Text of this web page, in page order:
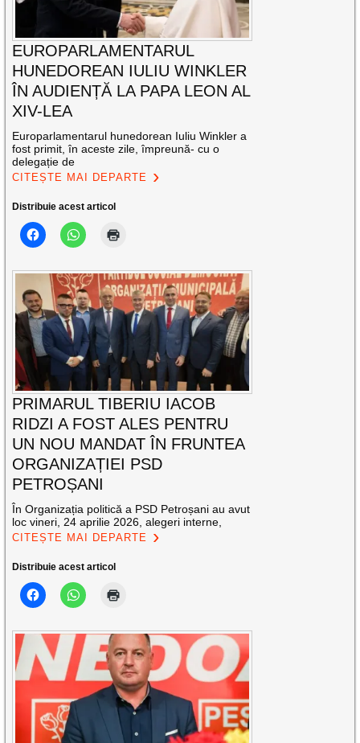
EUROPARLAMENTARUL
HUNEDOREAN IULIU WINKLER
ÎN AUDIENȚĂ LA PAPA LEON AL
XIV-LEA
Europarlamentarul hunedorean Iuliu Winkler a
fost primit, în aceste zile, împreună- cu o
delegație de
CITEȘTE MAI DEPARTE
Distribuie acest articol
PRIMARUL TIBERIU IACOB
RIDZI A FOST ALES PENTRU
UN NOU MANDAT ÎN FRUNTEA
ORGANIZAȚIEI PSD
PETROȘANI
În Organizația politică a PSD Petroșani au avut
loc vineri, 24 aprilie 2026, alegeri interne,
CITEȘTE MAI DEPARTE
Distribuie acest articol